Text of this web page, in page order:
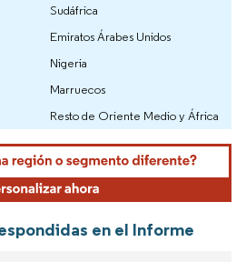
Sudáfrica
Emiratos Árabes Unidos
Nigeria
Marruecos
Resto de Oriente Medio y África
en el Informe